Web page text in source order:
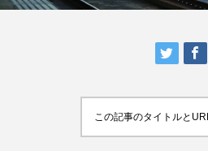
この記事のタイトルと